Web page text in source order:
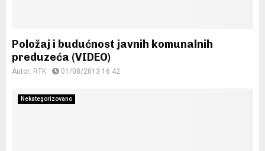
Položaj i budućnost javnih komunalnih
preduzeća (VIDEO)
Autor: RTK 01/08/2013 16:42
Nekategorizovano